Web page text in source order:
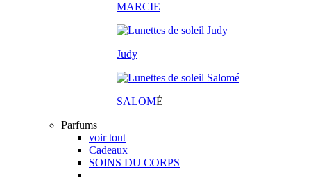
MARCIE
Judy
SALOMÉ
Parfums
voir tout
Cadeaux
SOINS DU CORPS